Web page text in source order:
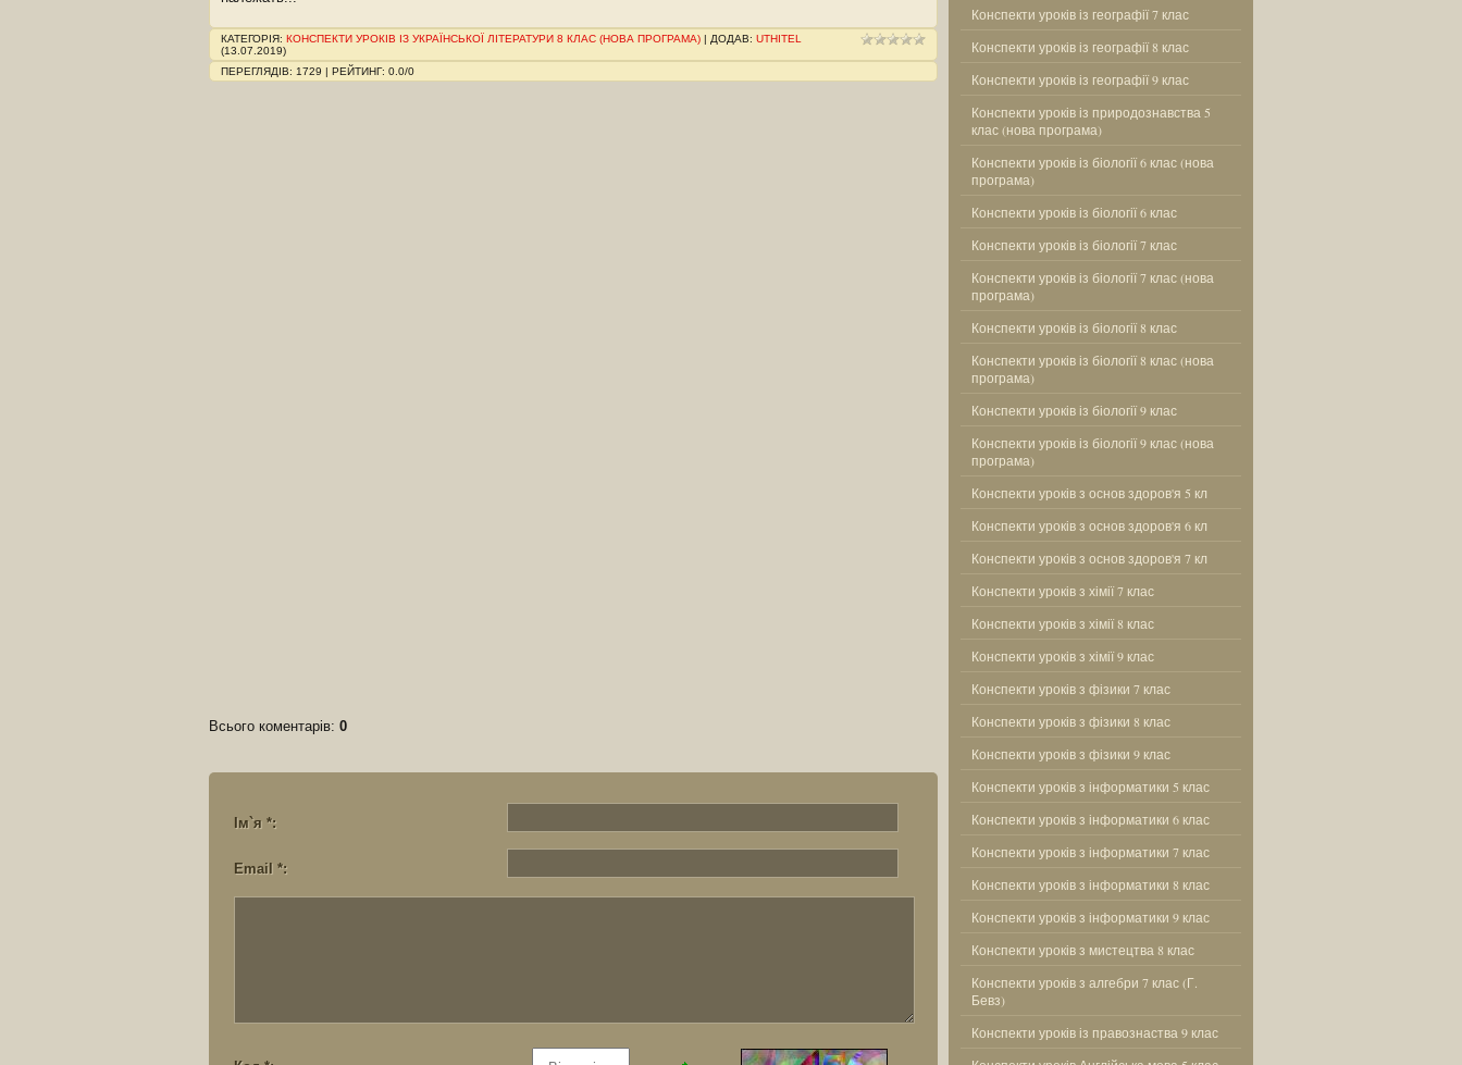
КАТЕГОРІЯ: КОНСПЕКТИ УРОКІВ ІЗ УКРАЇНСЬКОЇ ЛІТЕРАТУРИ 8 КЛАС (НОВА ПРОГРАМА) | ДОДАВ: UTHITEL
(13.07.2019)
ПЕРЕГЛЯДІВ: 1729 | РЕЙТИНГ: 0.0/0
Всього коментарів: 0
Ім`я *:
Email *:
Конспекти уроків із географії 7 клас
Конспекти уроків із географії 8 клас
Конспекти уроків із географії 9 клас
Конспекти уроків із природознавства 5
клас (нова програма)
Конспекти уроків із біології 6 клас (нова
програма)
Конспекти уроків із біології 6 клас
Конспекти уроків із біології 7 клас
Конспекти уроків із біології 7 клас (нова
програма)
Конспекти уроків із біології 8 клас
Конспекти уроків із біології 8 клас (нова
програма)
Конспекти уроків із біології 9 клас
Конспекти уроків із біології 9 клас (нова
програма)
Конспекти уроків з основ здоров'я 5 кл
Конспекти уроків з основ здоров'я 6 кл
Конспекти уроків з основ здоров'я 7 кл
Конспекти уроків з хімії 7 клас
Конспекти уроків з хімії 8 клас
Конспекти уроків з хімії 9 клас
Конспекти уроків з фізики 7 клас
Конспекти уроків з фізики 8 клас
Конспекти уроків з фізики 9 клас
Конспекти уроків з інформатики 5 клас
Конспекти уроків з інформатики 6 клас
Конспекти уроків з інформатики 7 клас
Конспекти уроків з інформатики 8 клас
Конспекти уроків з інформатики 9 клас
Конспекти уроків з мистецтва 8 клас
Конспекти уроків з алгебри 7 клас (Г.
Бевз)
Конспекти уроків із правознаства 9 клас